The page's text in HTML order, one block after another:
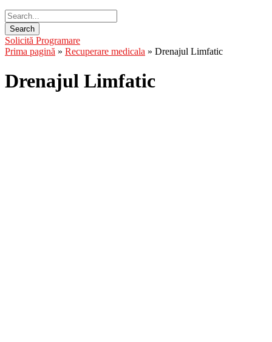
Solicită Programare
Prima pagină » Recuperare medicala » Drenajul Limfatic
Drenajul Limfatic